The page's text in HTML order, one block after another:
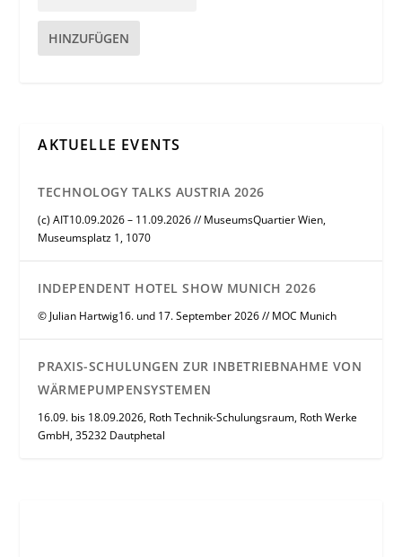
HINZUFÜGEN
AKTUELLE EVENTS
TECHNOLOGY TALKS AUSTRIA 2026
(c) AIT10.09.2026 – 11.09.2026 // MuseumsQuartier Wien,
Museumsplatz 1, 1070
INDEPENDENT HOTEL SHOW MUNICH 2026
© Julian Hartwig16. und 17. September 2026 // MOC Munich
PRAXIS-SCHULUNGEN ZUR INBETRIEBNAHME VON
WÄRMEPUMPENSYSTEMEN
16.09. bis 18.09.2026, Roth Technik-Schulungsraum, Roth Werke
GmbH, 35232 Dautphetal